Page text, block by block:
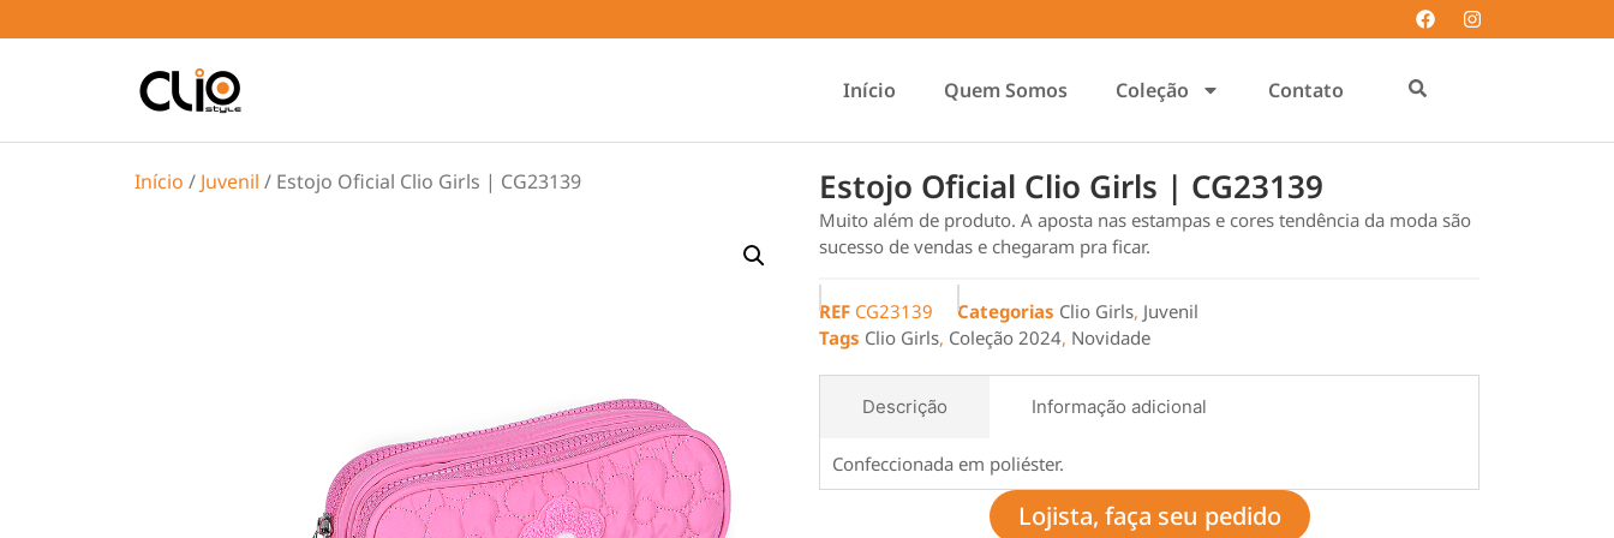
Início Quem Somos Coleção Contato
Início / Juvenil / Estojo Oficial Clio Girls | CG23139 Estojo Oficial Clio Girls | CG23139
Muito além de produto. A aposta nas estampas e cores tendência da moda são
sucesso de vendas e chegaram pra ficar.
REF CG23139 Categorias Clio Girls, Juvenil
Tags Clio Girls, Coleção 2024, Novidade
Descrição Informação adicional
Confeccionada em poliéster.
Lojista, faça seu pedido